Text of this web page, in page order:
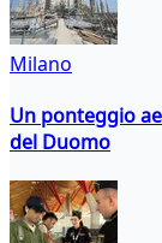
Milano
Un ponteggio
del Duomo